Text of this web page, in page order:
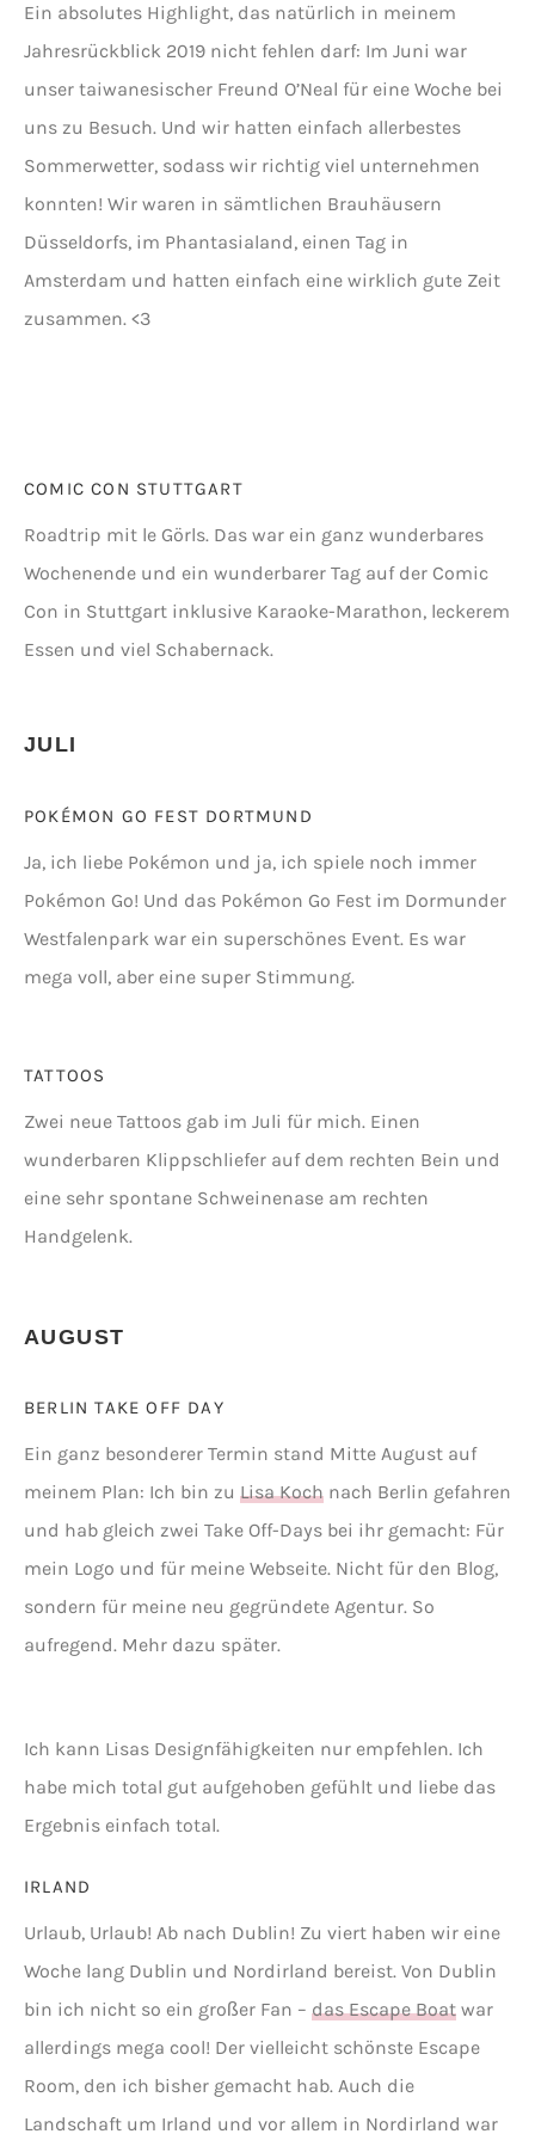
Ein absolutes Highlight, das natürlich in meinem
Jahresrückblick 2019 nicht fehlen darf: Im Juni war
unser taiwanesischer Freund O’Neal für eine Woche bei
uns zu Besuch. Und wir hatten einfach allerbestes
Sommerwetter, sodass wir richtig viel unternehmen
konnten! Wir waren in sämtlichen Brauhäusern
Düsseldorfs, im Phantasialand, einen Tag in
Amsterdam und hatten einfach eine wirklich gute Zeit
zusammen. <3
COMIC CON STUTTGART
Roadtrip mit le Görls. Das war ein ganz wunderbares
Wochenende und ein wunderbarer Tag auf der Comic
Con in Stuttgart inklusive Karaoke-Marathon, leckerem
Essen und viel Schabernack.
JULI
POKÉMON GO FEST DORTMUND
Ja, ich liebe Pokémon und ja, ich spiele noch immer
Pokémon Go! Und das Pokémon Go Fest im Dormunder
Westfalenpark war ein superschönes Event. Es war
mega voll, aber eine super Stimmung.
TATTOOS
Zwei neue Tattoos gab im Juli für mich. Einen
wunderbaren Klippschliefer auf dem rechten Bein und
eine sehr spontane Schweinenase am rechten
Handgelenk.
AUGUST
BERLIN TAKE OFF DAY
Ein ganz besonderer Termin stand Mitte August auf
meinem Plan: Ich bin zu Lisa Koch nach Berlin gefahren
und hab gleich zwei Take Off-Days bei ihr gemacht: Für
mein Logo und für meine Webseite. Nicht für den Blog,
sondern für meine neu gegründete Agentur. So
aufregend. Mehr dazu später.
Ich kann Lisas Designfähigkeiten nur empfehlen. Ich
habe mich total gut aufgehoben gefühlt und liebe das
Ergebnis einfach total.
IRLAND
Urlaub, Urlaub! Ab nach Dublin! Zu viert haben wir eine
Woche lang Dublin und Nordirland bereist. Von Dublin
bin ich nicht so ein großer Fan – das Escape Boat war
allerdings mega cool! Der vielleicht schönste Escape
Room, den ich bisher gemacht hab. Auch die
Landschaft um Irland und vor allem in Nordirland war